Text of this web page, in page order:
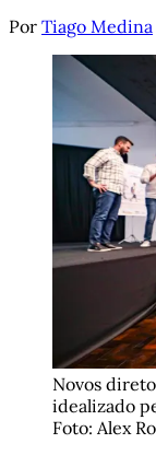
Por Tiago Medina
Novos
idealizado
Foto: Alex